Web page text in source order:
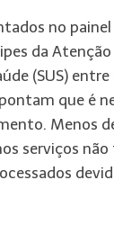
no
da
(SUS)
que é
Menos
serviços